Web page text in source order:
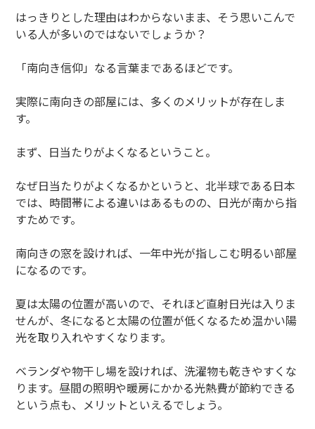
はっきりとした理由はわからないまま、そう思いこんで
いる人が多いのではないでしょうか？
「南向き信仰」なる言葉まであるほどです。
実際に南向きの部屋には、多くのメリットが存在しま
す。
まず、日当たりがよくなるということ。
なぜ日当たりがよくなるかというと、北半球である日本
では、時間帯による違いはあるものの、日光が南から指
すためです。
南向きの窓を設ければ、一年中光が指しこむ明るい部屋
になるのです。
夏は太陽の位置が高いので、それほど直射日光は入りま
せんが、冬になると太陽の位置が低くなるため温かい陽
光を取り入れやすくなります。
ベランダや物干し場を設ければ、洗濯物も乾きやすくな
ります。昼間の照明や暖房にかかる光熱費が節約できる
という点も、メリットといえるでしょう。